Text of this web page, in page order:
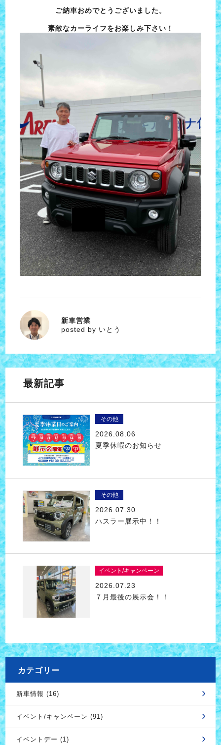
ご納車おめでとうございました。
素敵なカーライフをお楽しみ下さい！
いとう
新車営業
posted by いとう
最新記事
その他
2026.08.06
夏季休暇のお知らせ
その他
2026.07.30
ハスラー展示中！！
イベント/キャンペーン
2026.07.23
７月最後の展示会！！
カテゴリー
新車情報 (16)
イベント/キャンペーン (91)
イベントデー (1)